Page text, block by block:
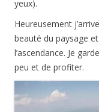
yeux).
Heureusement
beauté du paysage
l’ascendance. Je
peu et de profiter.